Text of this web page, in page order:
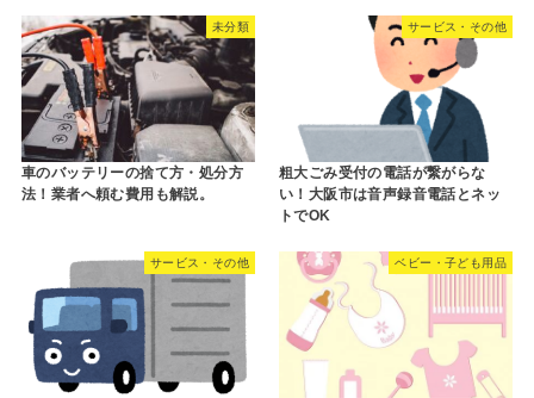
未分類
車のバッテリーの捨て方・処分方
法！業者へ頼む費用も解説。
サービス・その他
粗大ごみ受付の電話が繋がらな
い！大阪市は音声録音電話とネッ
トでOK
サービス・その他 ベビー・子ども用品